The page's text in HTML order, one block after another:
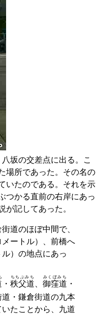
坂の交差点に出る。こ
場所であった。その名の
いたのである。それを示
つかる直前の右岸にあっ
が記してあった。
道のほぼ中間で、
ートル）、前橋へ
）の地点にあっ
・ 秩父道
ちちぶみち
御窪道
みくぼみち
・
道・鎌倉街道の九本
たことから、九道